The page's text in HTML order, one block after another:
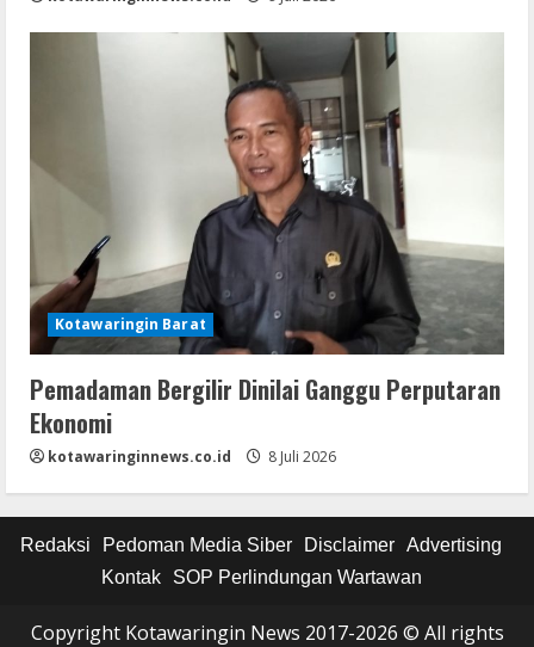
Kotawaringin Barat
Pemadaman Bergilir Dinilai Ganggu Perputaran
Ekonomi
kotawaringinnews.co.id 8 Juli 2026
Redaksi Pedoman Media Siber Disclaimer Advertising
Kontak
SOP Perlindungan Wartawan
Copyright Kotawaringin News 2017-2026 © All rights